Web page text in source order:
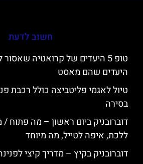
חשוב לדעת
טופ 5 היעדים של קרואטיה
היעדים שהם מאסט
טיול לאגמי פליטביצה כולל רכבת
בסירה
דוברובניק ביום ראשון – מה פתוח /
ללכת, איפה לטייל, מה מיוחד
דוברובניק בקיץ – מדריך קיצי